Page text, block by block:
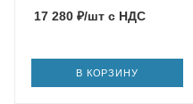
17 280 ₽/шт с НДС
В КОРЗИНУ